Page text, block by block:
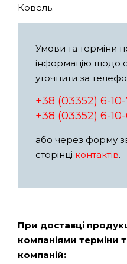
Ковель.
Умови та терміни
інформацію щодо
уточнити за
+38 (03352) 6-
+38 (03352) 6-
або через форму
сторінці контактів.
При доставці
компаніями терміни
компаній: